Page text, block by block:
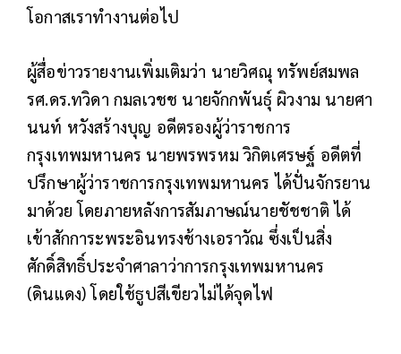
โอกาสเราทำงานต่อไป
ผู้สื่อข่าวรายงานเพิ่มเติมว่า นายวิศณุ ทรัพย์สมพล
รศ.ดร.ทวิดา กมลเวชช นายจักกพันธุ์ ผิวงาม นายศา
นนท์ หวังสร้างบุญ อดีตรองผู้ว่าราชการ
กรุงเทพมหานคร นายพรพรหม วิกิตเศรษฐ์ อดีตที่
ปรึกษาผู้ว่าราชการกรุงเทพมหานคร ได้ปั่นจักรยาน
มาด้วย โดยภายหลังการสัมภาษณ์นายชัชชาติ ได้
เข้าสักการะพระอินทรงช้างเอราวัณ ซึ่งเป็นสิ่ง
ศักดิ์สิทธิ์ประจำศาลาว่าการกรุงเทพมหานคร
(ดินแดง) โดยใช้ธูปสีเขียวไม่ได้จุดไฟ